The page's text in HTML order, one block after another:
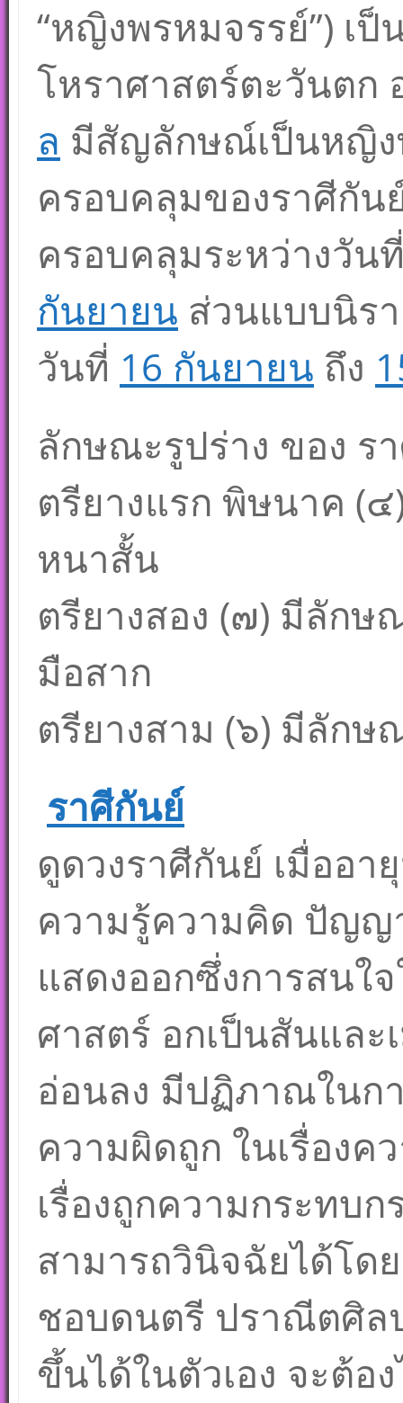
“หญิงพรหมจรรย์”) เ
โหราศาสตร์ตะวันตก
ล มีสัญลักษณ์เป็นหญิง
ครอบคลุมของราศีกั
ครอบคลุมระหว่างวัน
กันยายน ส่วนแบบนิร
วันที่ 16 กันยายน ถึง
ลักษณะรูปร่าง ของ ร
ตรียางแรก พิษนาค (
หนาสั้น
ตรียางสอง (๗) มีลัก
มือสาก
ตรียางสาม (๖) มีลักษ
ราศีกันย์
ดูดวงราศีกันย์ เมื่ออา
ความรู้ความคิด ปัญญ
แสดงออกซึ่งการสนใ
ศาสตร์ อกเป็นสันและ
อ่อนลง มีปฏิภาณในก
ความผิดถูก ในเรื่องค
เรื่องถูกความกระทบก
สามารถวินิจฉัยได้โด
ชอบดนตรี ปราณีตศิล
ขึ้นได้ในตัวเอง จะต้อ